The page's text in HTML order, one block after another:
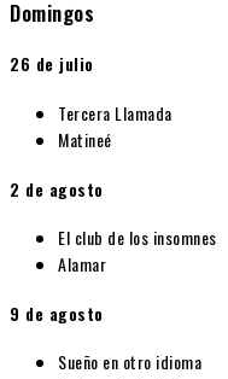
Domingos
26 de julio
Tercera Llamada
Matineé
2 de agosto
El club de los insomnes
Alamar
9 de agosto
Sueño en otro idioma